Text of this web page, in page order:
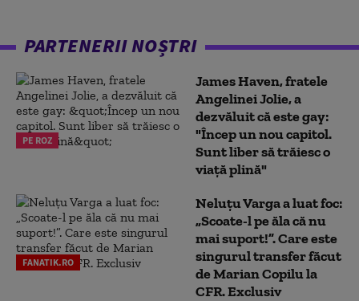
PARTENERII NOȘTRI
PE ROZ
James Haven, fratele
Angelinei Jolie, a
dezvăluit că este gay:
"Încep un nou capitol.
Sunt liber să trăiesc o
viață plină"
FANATIK.RO
Neluțu Varga a luat foc:
„Scoate-l pe ăla că nu
mai suport!”. Care este
singurul transfer făcut
de Marian Copilu la
CFR. Exclusiv